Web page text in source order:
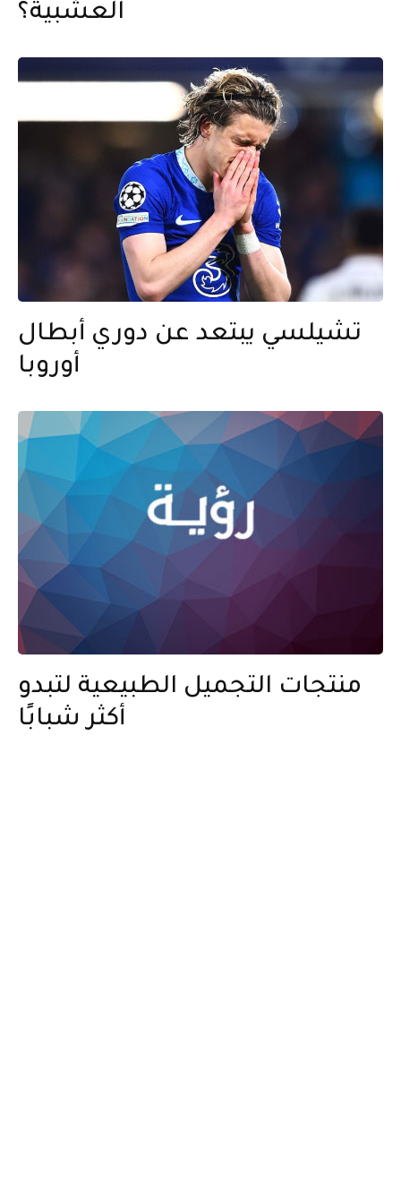
العشبية؟
تشيلسي يبتعد عن دوري أبطال
أوروبا
منتجات التجميل الطبيعية لتبدو
أكثر شبابًا